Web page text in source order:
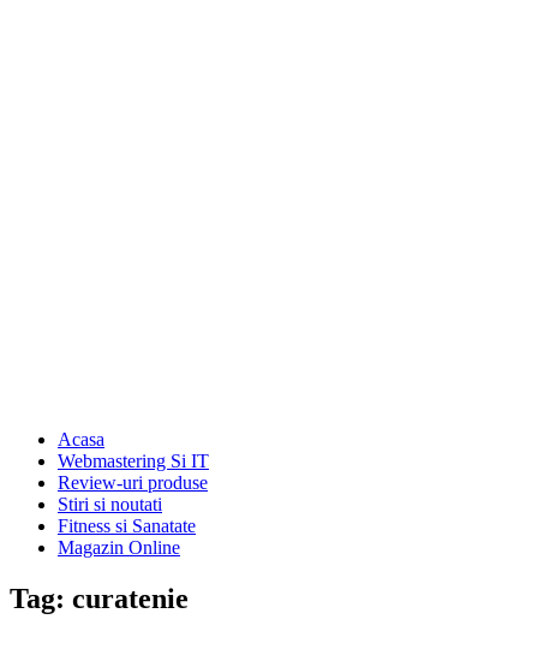
Acasa
Webmastering Si IT
Review-uri produse
Stiri si noutati
Fitness si Sanatate
Magazin Online
Tag: curatenie